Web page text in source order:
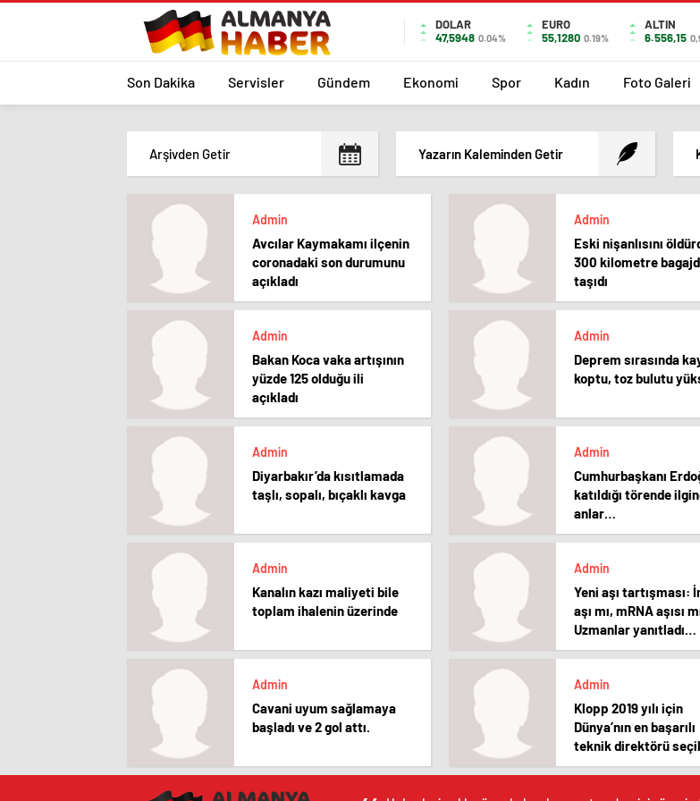
DOLAR
47,5948 0.04%
EURO
55,1280 0.19%
ALTIN
6.556,15
Son Dakika Servisler Gündem Ekonomi Spor Kadın Foto Galeri
Yazarın Kaleminden Getir
Admin
Avcılar Kaymakamı ilçenin
coronadaki son durumunu
açıkladı
Admin
Eski nişanlısını
300 kilometre
taşıdı
Admin
Bakan Koca vaka artışının
yüzde 125 olduğu ili
açıkladı
Admin
Deprem sırasında
koptu, toz bulutu
Admin
Diyarbakır’da kısıtlamada
taşlı, sopalı, bıçaklı kavga
Admin
Cumhurbaşkanı
katıldığı törende
anlar…
Admin
Kanalın kazı maliyeti bile
toplam ihalenin üzerinde
Admin
Yeni aşı tartışması:
aşı mı, mRNA aşısı
Uzmanlar yanıtladı…
Admin
Cavani uyum sağlamaya
başladı ve 2 gol attı.
Admin
Klopp 2019 yılı için
Dünya’nın en başarılı
teknik direktörü